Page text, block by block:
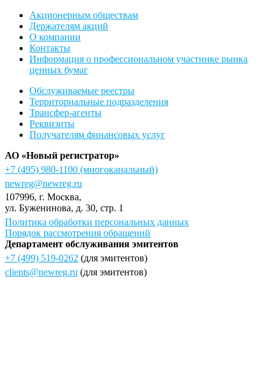
Акционерным обществам
Держателям акций
О компании
Контакты
Информация о профессиональном участнике рынка
ценных бумаг
Обслуживаемые реестры
Территориальные подразделения
Трансфер-агенты
Реквизиты
Получателям финансовых услуг
АО «Новый регистратор»
+7 (495) 980-1100 (многоканальный)
newreg@newreg.ru
107996, г. Москва,
ул. Буженинова, д. 30, стр. 1
Политика обработки персональных данных
Порядок рассмотрения обращений
Департамент обслуживания эмитентов
+7 (499) 519-0262 (для эмитентов)
clients@newreg.ru (для эмитентов)